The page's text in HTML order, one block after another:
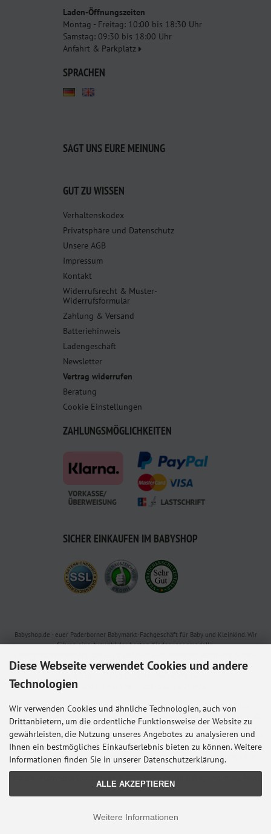
Laden-Öffnungszeiten
Montag - Freitag: 10:00 bis 18:30 Uhr
Samstag: 09:30 bis 18:00 Uhr
Anfahrt & Parkplatz
SPRACHEN
SAGT UNS EURE MEINUNG
GUT ZU WISSEN
Verhaltenskodex
Privatsphäre und Datenschutz
Unsere AGB
Impressum
Kontakt
Widerrufsrecht & Muster-
Widerrufsformular
Zahlung & Versand
Batteriehinweis
Ladengeschäft
Newsletter
Vertrag widerrufen
Beratung
Cookie Einstellungen
ZAHLUNGSMÖGLICHKEITEN
SICHER EINKAUFEN IM BABYSHOP
Babyshop.de - euer Paderborner Babymarkt-Fachgeschäft für Baby und Kleinkind. Wir
führen eine Auswahl der besten Kinderwagenmodelle,
uns in der Paderborner Fußgängerzone oder bestellt online bei uns.
Lieferung mit ♥ aus Paderborn in die ganze Welt.
Alle Preise inkl. gesetzl. MwSt. zzgl.Versandkosten. Die durchgestrichenen Preise
entsprechen dem bisherigen Preis bei Babyshop Hunstig - Online Familienfachgeschäft
für Babyausstattung.
* Gilt für Lieferungen innerhalb Deutschlands, Lieferzeiten für andere Länder entnehmen
Sie bitte der Schaltfläche mit den Versandinformationen.
© 2026 Babyshop Hunstig - Online Familienfachgeschäft für Babyausstattung • Alle
Webdesign
Diese Webseite verwendet Cookies und andere
Technologien
Wir verwenden Cookies und ähnliche Technologien, auch von
Drittanbietern, um die ordentliche Funktionsweise der Website zu
gewährleisten, die Nutzung unseres Angebotes zu analysieren und
Ihnen ein bestmögliches Einkaufserlebnis bieten zu können. Weitere
Informationen finden Sie in unserer Datenschutzerklärung.
ALLE AKZEPTIEREN
Weitere Informationen